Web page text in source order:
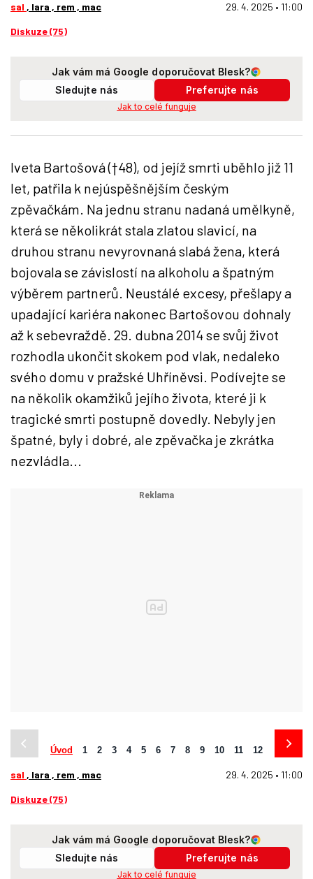
sal , lara , rem , mac 29. 4. 2025 • 11:00
Diskuze (75)
Jak vám má Google doporučovat Blesk?
Sledujte nás
Preferujte nás
Jak to celé funguje
Iveta Bartošová (†48), od jejíž smrti uběhlo již 11
let, patřila k nejúspěšnějším českým
zpěvačkám. Na jednu stranu nadaná umělkyně,
která se několikrát stala zlatou slavicí, na
druhou stranu nevyrovnaná slabá žena, která
bojovala se závislostí na alkoholu a špatným
výběrem partnerů. Neustálé excesy, přešlapy a
upadající kariéra nakonec Bartošovou dohnaly
až k sebevraždě. 29. dubna 2014 se svůj život
rozhodla ukončit skokem pod vlak, nedaleko
svého domu v pražské Uhříněvsi. Podívejte se
na několik okamžiků jejího života, které ji k
tragické smrti postupně dovedly. Nebyly jen
špatné, byly i dobré, ale zpěvačka je zkrátka
nezvládla...
Úvod 1 2 3 4 5 6 7 8 9 10 11 12
sal , lara , rem , mac 29. 4. 2025 • 11:00
Diskuze (75)
Jak vám má Google doporučovat Blesk?
Sledujte nás
Preferujte nás
Jak to celé funguje